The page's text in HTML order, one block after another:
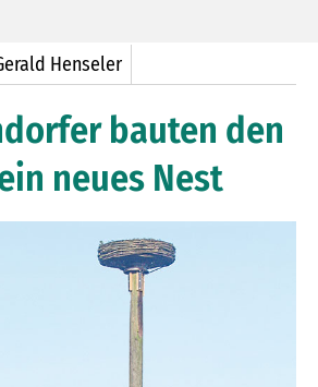
Henseler
bauten den
neues Nest